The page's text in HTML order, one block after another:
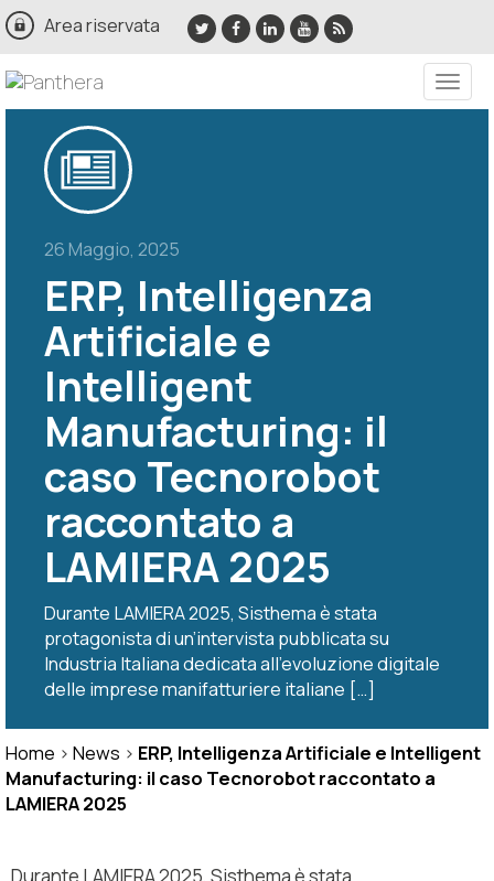
Area riservata
Toggle
26 Maggio, 2025
ERP, Intelligenza
Artificiale e
Intelligent
Manufacturing: il
caso Tecnorobot
raccontato a
LAMIERA 2025
Durante LAMIERA 2025, Sisthema è stata
protagonista di un’intervista pubblicata su
Industria Italiana dedicata all’evoluzione digitale
delle imprese manifatturiere italiane […]
Home > News > ERP, Intelligenza Artificiale e Intelligent
Manufacturing: il caso Tecnorobot raccontato a
LAMIERA 2025